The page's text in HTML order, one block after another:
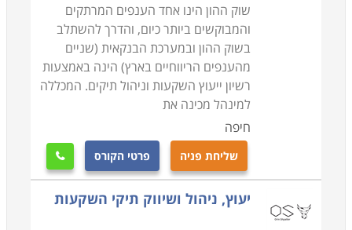
שוק ההון הינו אחד הענפים המרתקים
והמבוקשים ביותר כיום, והדרך להשתלב
בשוק ההון ובמערכת הבנקאית (שניים
מהענפים הריווחיים בארץ) הינה באמצעות
רשיון ייעוץ השקעות וניהול תיקים. המכללה
למינהל מכינה את
חיפה
שליחת פניה פרטי הקורס 
יעוץ, ניהול ושיווק תיקי השקעות